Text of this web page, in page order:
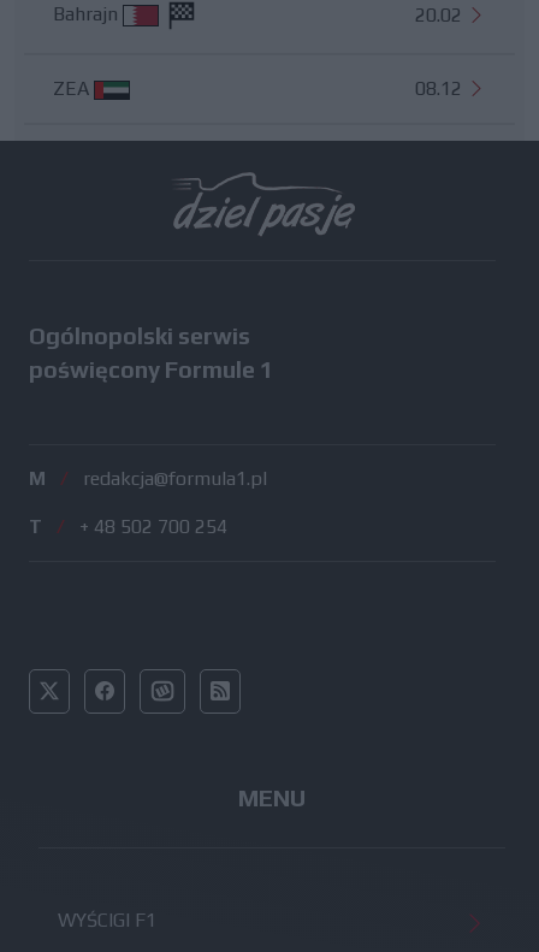
Bahrajn 20.02
ZEA 08.12
Ogólnopolski serwis
poświęcony Formule 1
M / redakcja@formula1.pl
T / + 48 502 700 254
MENU
WYŚCIGI F1